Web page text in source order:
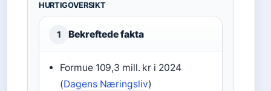
HURTIGOVERSIKT
1 Bekreftede fakta
Formue 109,3 mill. kr i 2024
(Dagens Næringsliv)